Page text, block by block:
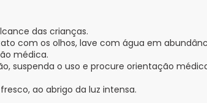
das crianças.
com os olhos, lave com água em
médica.
suspenda o uso e procure orientação
ao abrigo da luz intensa.